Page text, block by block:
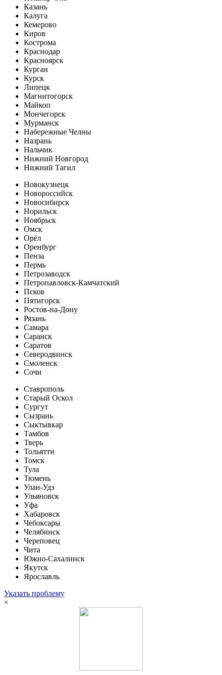
Казань
Калуга
Кемерово
Киров
Кострома
Краснодар
Красноярск
Курган
Курск
Липецк
Магнитогорск
Майкоп
Мончегорск
Мурманск
Набережные Челны
Назрань
Нальчик
Нижний Новгород
Нижний Тагил
Новокузнецк
Новороссийск
Новосибирск
Норильск
Ноябрьск
Омск
Орёл
Оренбург
Пенза
Пермь
Петрозаводск
Петропавловск-Камчатский
Псков
Пятигорск
Ростов-на-Дону
Рязань
Самара
Саранск
Саратов
Северодвинск
Смоленск
Сочи
Ставрополь
Старый Оскол
Сургут
Сызрань
Сыктывкар
Тамбов
Тверь
Тольятти
Томск
Тула
Тюмень
Улан-Удэ
Ульяновск
Уфа
Хабаровск
Чебоксары
Челябинск
Череповец
Чита
Южно-Сахалинск
Якутск
Ярославль
Указать проблему
×